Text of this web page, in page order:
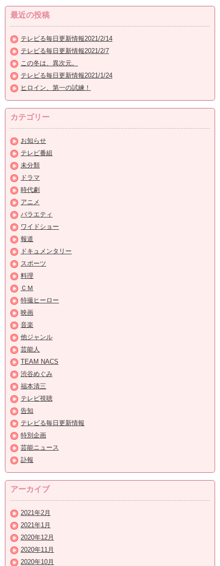
最近の投稿
テレビる毎日更新情報2021/2/14
テレビる毎日更新情報2021/2/7
この冬は、異次元。
テレビる毎日更新情報2021/1/24
ヒロイン、第一の試練！
カテゴリー
お知らせ
テレビ番組
未分類
ドラマ
時代劇
アニメ
バラエティ
ワイドショー
報道
ドキュメンタリー
スポーツ
料理
ＣＭ
特撮ヒーロー
映画
音楽
他ジャンル
芸能人
TEAM NACS
渋谷めぐみ
福本清三
テレビ視聴
告知
テレビる毎日更新情報
特別企画
芸能ニュース
訃報
アーカイブ
2021年2月
2021年1月
2020年12月
2020年11月
2020年10月